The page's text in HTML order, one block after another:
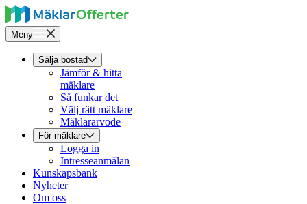
Meny
Sälja bostad
Jämför & hitta
mäklare
Så funkar det
Välj rätt mäklare
Mäklararvode
För mäklare
Logga in
Intresseanmälan
Kunskapsbank
Nyheter
Om oss